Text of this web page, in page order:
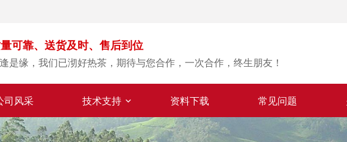
可靠、送货及时、售后到位
是缘，我们已沏好热茶，期待与您合作，一次合作，终生朋友！
司风采 技术支持 资料下载 常见问题